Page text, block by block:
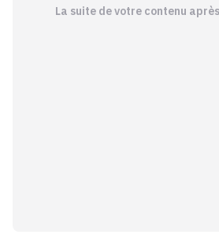
La suite de votre contenu